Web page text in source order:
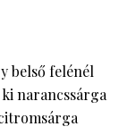
belső felénél
narancssárga